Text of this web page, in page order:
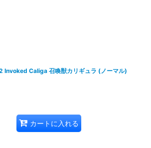
Invoked Caliga 召喚獣カリギュラ (ノーマル)
カートに入れる